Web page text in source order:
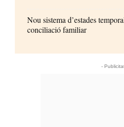
Nou sistema d’estades
conciliació familiar
-